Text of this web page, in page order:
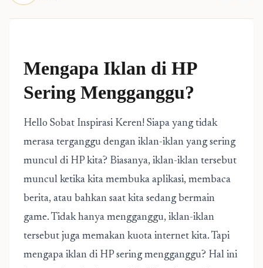
Mengapa Iklan di HP
Sering Mengganggu?
Hello Sobat Inspirasi Keren! Siapa yang tidak
merasa terganggu dengan iklan-iklan yang sering
muncul di HP kita? Biasanya, iklan-iklan tersebut
muncul ketika kita membuka aplikasi, membaca
berita, atau bahkan saat kita sedang bermain
game. Tidak hanya mengganggu, iklan-iklan
tersebut juga memakan kuota internet kita. Tapi
mengapa iklan di HP sering mengganggu? Hal ini